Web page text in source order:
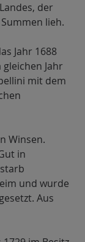
der
lieh.
Jahr 1688
Jahr
mit dem
Winsen.
in
und wurde
Aus